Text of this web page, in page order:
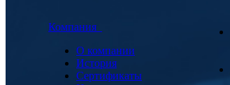
Компания
О компании
История
Сертификаты